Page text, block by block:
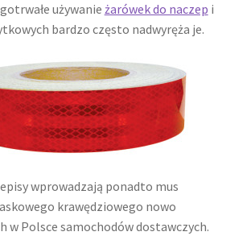
używanie żarówek do naczep i
bardzo często nadwyręża je.
wprowadzają ponadto mus
krawędziowego nowo
w Polsce samochodów dostawczych.